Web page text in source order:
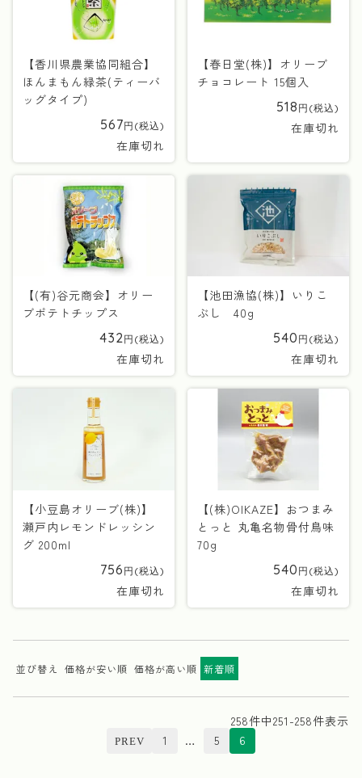
【香川県農業協同組合】
ほんまもん緑茶(ティーバ
ッグタイプ)
567
在庫切れ
【春日堂(株)】オリーブ
チョコレート 15個入
518
在庫切れ
【(有)谷元商会】オリー
ブポテトチップス
432
在庫切れ
【池田漁協(株)】いりこ
ぶし 40g
540
在庫切れ
【小豆島オリーブ(株)】
瀬戸内レモンドレッシン
グ 200ml
756
在庫切れ
【(株)OIKAZE】おつまみ
とっと 丸亀名物骨付鳥味
70g
540
在庫切れ
並び替え 価格が安い順 価格が高い順 新着順
258件中251 -258件表示
1
… 5 6